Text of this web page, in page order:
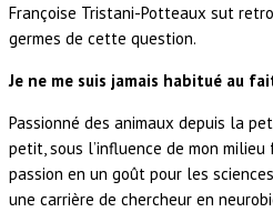
Françoise Tristani-Potteaux sut
germes de cette question.
Je ne me suis jamais habitué au
Passionné des animaux depuis la
petit, sous l’influence de mon
passion en un goût pour les
une carrière de chercheur en